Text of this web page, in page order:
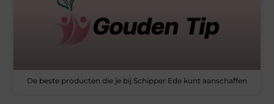
De beste producten die je bij Schipper Ede kunt aanschaffen